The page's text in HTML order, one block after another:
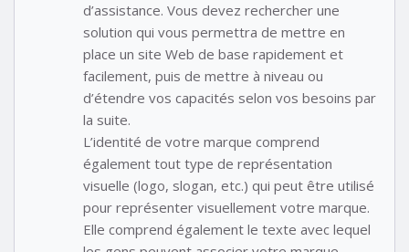
d’assistance. Vous devez rechercher une
solution qui vous permettra de mettre en
place un site Web de base rapidement et
facilement, puis de mettre à niveau ou
d’étendre vos capacités selon vos besoins par
la suite.
L’identité de votre marque comprend
également tout type de représentation
visuelle (logo, slogan, etc.) qui peut être utilisé
pour représenter visuellement votre marque.
Elle comprend également le texte avec lequel